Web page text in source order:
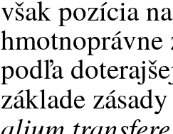
však pozícia
hmotnoprávne
podľa
základe